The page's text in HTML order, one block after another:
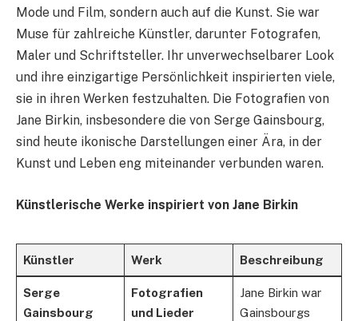
Mode und Film, sondern auch auf die Kunst. Sie war
Muse für zahlreiche Künstler, darunter Fotografen,
Maler und Schriftsteller. Ihr unverwechselbarer Look
und ihre einzigartige Persönlichkeit inspirierten viele,
sie in ihren Werken festzuhalten. Die Fotografien von
Jane Birkin, insbesondere die von Serge Gainsbourg,
sind heute ikonische Darstellungen einer Ära, in der
Kunst und Leben eng miteinander verbunden waren.
Künstlerische Werke inspiriert von Jane Birkin
Künstler Werk Beschreibung
Serge
Gainsbourg
Fotografien
und Lieder
Jane Birkin war
Gainsbourgs